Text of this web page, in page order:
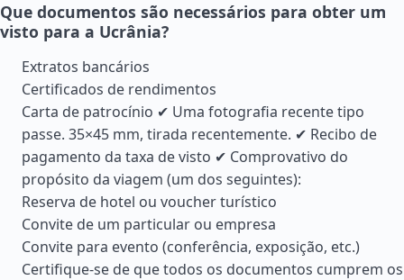
Que documentos são necessários para obter um
visto para a Ucrânia?
Extratos bancários
Certificados de rendimentos
Carta de patrocínio ✔ Uma fotografia recente tipo
passe. 35×45 mm, tirada recentemente. ✔ Recibo de
pagamento da taxa de visto ✔ Comprovativo do
propósito da viagem (um dos seguintes):
Reserva de hotel ou voucher turístico
Convite de um particular ou empresa
Convite para evento (conferência, exposição, etc.)
Certifique-se de que todos os documentos cumprem os